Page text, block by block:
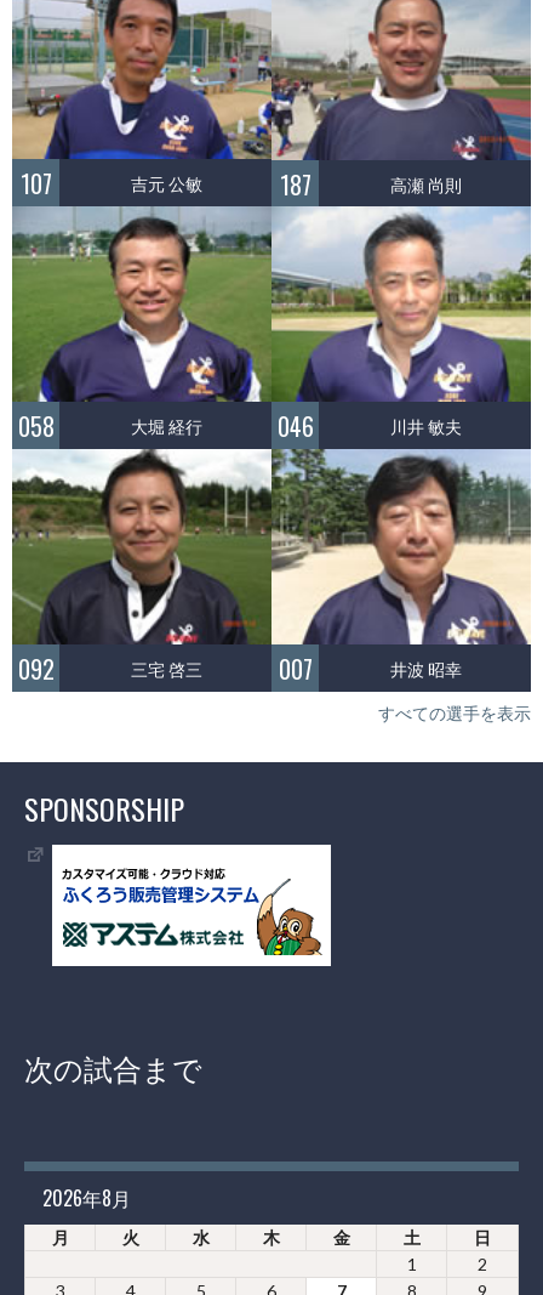
107 吉元 公敏 187 高瀬 尚則
058 大堀 経行 046 川井 敏夫
092 三宅 啓三 007 井波 昭幸
すべての選手を表示
SPONSORSHIP
次の試合まで
2026年8月
月 火 水 木 金 土
日
1
2
3
4 5 6 7 8 9